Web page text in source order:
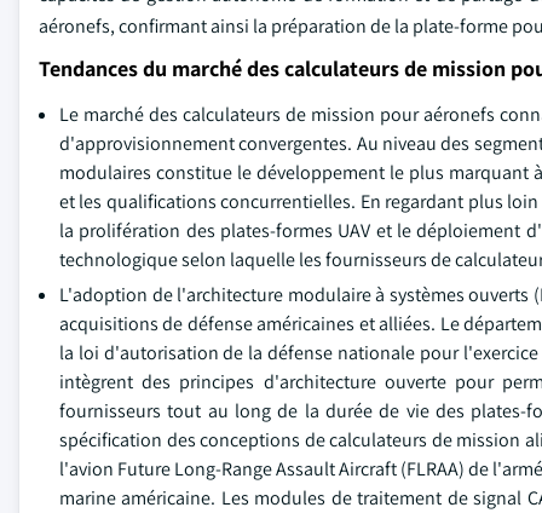
aéronefs, confirmant ainsi la préparation de la plate-forme
Tendances du marché des calculateurs de mission
Le marché des calculateurs de mission pour aéronefs
d'approvisionnement convergentes. Au niveau des
modulaires constitue le développement le plus
et les qualifications concurrentielles. En regardant plus
la prolifération des plates-formes UAV et le déploiement
technologique selon laquelle les fournisseurs de
L'adoption de l'architecture modulaire à systèmes ouverts
acquisitions de défense américaines et alliées. Le
la loi d'autorisation de la défense nationale pour
intègrent des principes d'architecture ouverte pour
fournisseurs tout au long de la durée de vie des plates-
spécification des conceptions de calculateurs de mission
l'avion Future Long-Range Assault Aircraft (FLRAA) de
marine américaine. Les modules de traitement de signal